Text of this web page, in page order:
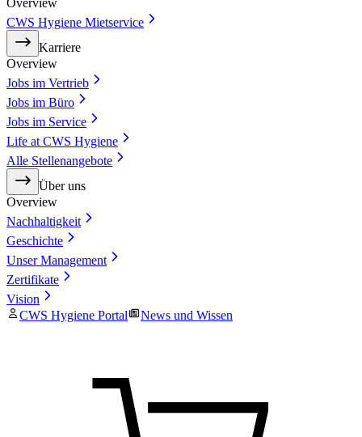
Overview
CWS Hygiene Mietservice
Karriere
Overview
Jobs im Vertrieb
Jobs im Büro
Jobs im Service
Life at CWS Hygiene
Alle Stellenangebote
Über uns
Overview
Nachhaltigkeit
Geschichte
Unser Management
Zertifikate
Vision
CWS Hygiene Portal
News und Wissen